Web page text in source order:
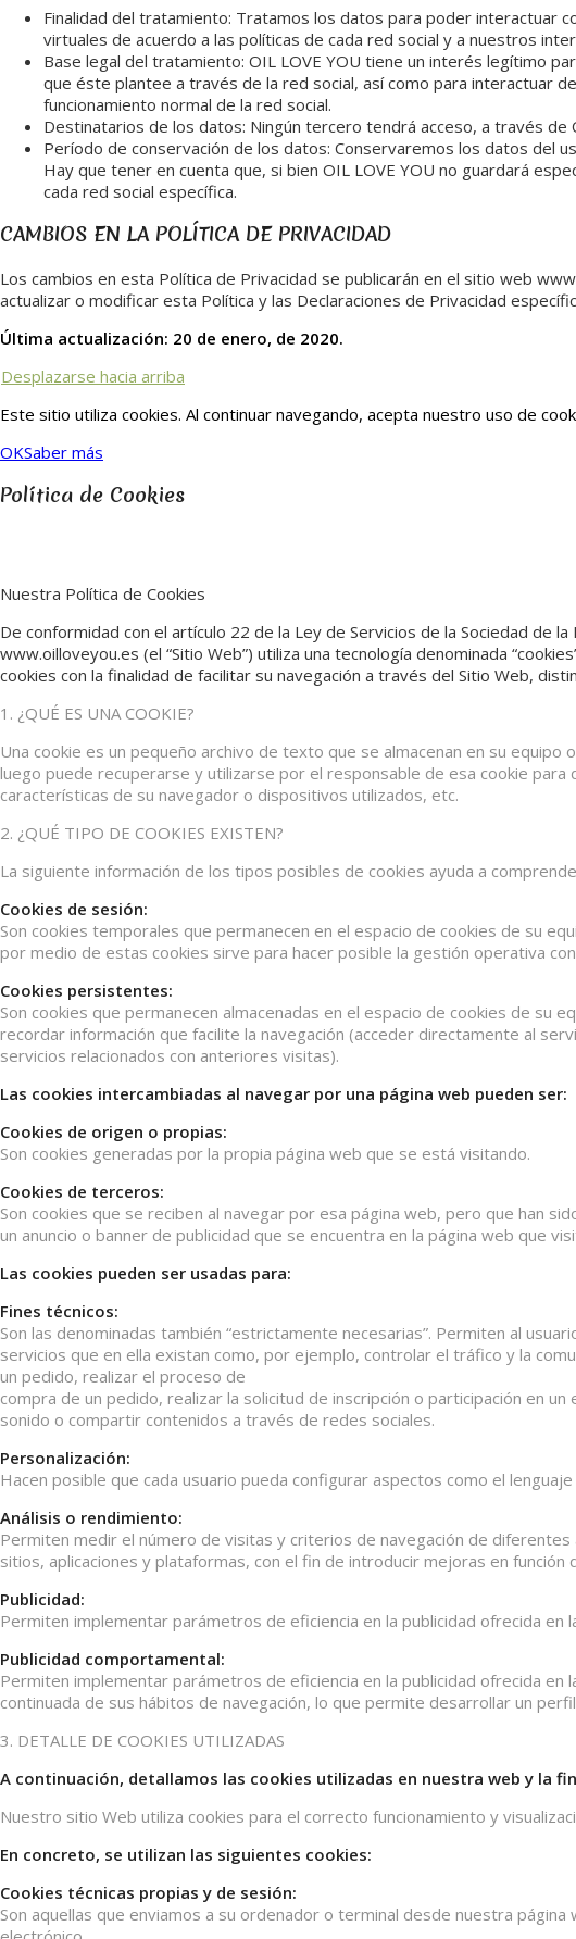
Finalidad del tratamiento: Tratamos los datos para poder interactuar
virtuales de acuerdo a las políticas de cada red social y a nuestros
Base legal del tratamiento: OIL LOVE YOU tiene un interés legítimo
que éste plantee a través de la red social, así como para interactuar
funcionamiento normal de la red social.
Destinatarios de los datos: Ningún tercero tendrá acceso, a través de
Período de conservación de los datos: Conservaremos los datos del
Hay que tener en cuenta que, si bien OIL LOVE YOU no guardará
cada red social específica.
CAMBIOS EN LA POLÍTICA DE PRIVACIDAD
Los cambios en esta Política de Privacidad se publicarán en el sitio web
actualizar o modificar esta Política y las Declaraciones de Privacidad
Última actualización: 20 de enero, de 2020.
Desplazarse hacia arriba
Este sitio utiliza cookies. Al continuar navegando, acepta nuestro uso de
OKSaber más
Política de Cookies
Nuestra Política de Cookies
De conformidad con el artículo 22 de la Ley de Servicios de la Sociedad de
www.oilloveyou.es (el “Sitio Web”) utiliza una tecnología denominada
cookies con la finalidad de facilitar su navegación a través del Sitio Web,
1. ¿QUÉ ES UNA COOKIE?
Una cookie es un pequeño archivo de texto que se almacenan en su
luego puede recuperarse y utilizarse por el responsable de esa cookie
características de su navegador o dispositivos utilizados, etc.
2. ¿QUÉ TIPO DE COOKIES EXISTEN?
La siguiente información de los tipos posibles de cookies ayuda a
Cookies de sesión:
Son cookies temporales que permanecen en el espacio de cookies de su
por medio de estas cookies sirve para hacer posible la gestión operativa
Cookies persistentes:
Son cookies que permanecen almacenadas en el espacio de cookies de su
recordar información que facilite la navegación (acceder directamente al
servicios relacionados con anteriores visitas).
Las cookies intercambiadas al navegar por una página web pueden ser:
Cookies de origen o propias:
Son cookies generadas por la propia página web que se está visitando.
Cookies de terceros:
Son cookies que se reciben al navegar por esa página web, pero que han
un anuncio o banner de publicidad que se encuentra en la página web que
Las cookies pueden ser usadas para:
Fines técnicos:
Son las denominadas también “estrictamente necesarias”. Permiten al
servicios que en ella existan como, por ejemplo, controlar el tráfico y la
un pedido, realizar el proceso de
compra de un pedido, realizar la solicitud de inscripción o participación en
sonido o compartir contenidos a través de redes sociales.
Personalización:
Hacen posible que cada usuario pueda configurar aspectos como el
Análisis o rendimiento:
Permiten medir el número de visitas y criterios de navegación de
sitios, aplicaciones y plataformas, con el fin de introducir mejoras en
Publicidad:
Permiten implementar parámetros de eficiencia en la publicidad ofrecida en
Publicidad comportamental:
Permiten implementar parámetros de eficiencia en la publicidad ofrecida
continuada de sus hábitos de navegación, lo que permite desarrollar un
3. DETALLE DE COOKIES UTILIZADAS
A continuación, detallamos las cookies utilizadas en nuestra web y la
Nuestro sitio Web utiliza cookies para el correcto funcionamiento y
En concreto, se utilizan las siguientes cookies:
Cookies técnicas propias y de sesión:
Son aquellas que enviamos a su ordenador o terminal desde nuestra